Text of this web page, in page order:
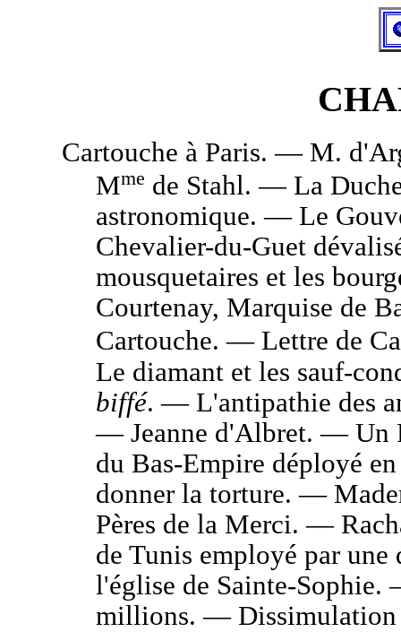
Cartouche à Paris. — M.
Mme de Stahl. — La
astronomique. — Le
Chevalier-du-Guet
mousquetaires et les
Courtenay, Marquise de
Cartouche. — Lettre de
Le diamant et les sauf-
biffé. — L'antipathie des
— Jeanne d'Albret. — Un
du Bas-Empire déployé
donner la torture. —
Pères de la Merci. —
de Tunis employé par
l'église de Sainte-
millions. — Dissimulation